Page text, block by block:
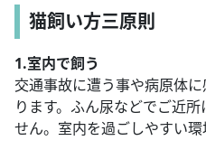
猫飼い方三原則
1.室内で飼う
交通事故に遭う事や病原体
ります。ふん尿などでご近
せん。室内を過ごしやすい環